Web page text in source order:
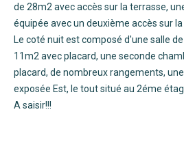
de 28m2 avec accès sur la terrasse,
équipée avec un deuxième accès sur la
Le coté nuit est composé d'une salle
11m2 avec placard, une seconde
placard, de nombreux rangements,
exposée Est, le tout situé au 2éme
A saisir!!!